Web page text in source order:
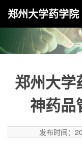
郑州大学药学院
郑州大学
神药品
发布时间：